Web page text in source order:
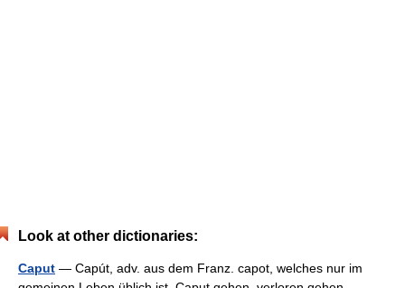
Look at other dictionaries:
Caput — Capút, adv. aus dem Franz. capot, welches nur im